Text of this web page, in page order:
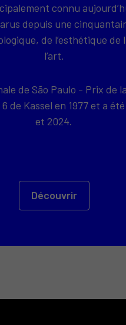
connu
depuis une
de l’esthétique
l’art.
de São Paulo - Prix de
de Kassel en 1977 et a
et 2024.
Découvrir